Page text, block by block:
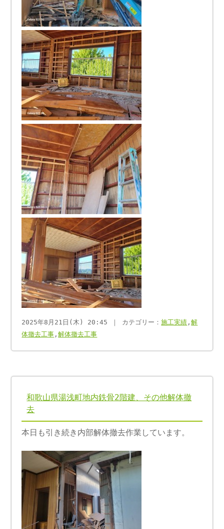
2025年8月21日(木) 20:45 ｜ カテゴリー：施工実績 ,解
体撤去工事 ,解体撤去工事
和歌山県湯浅町地内鉄骨2階建、その他解体撤
去
本日も引き続き内部解体撤去作業しています。